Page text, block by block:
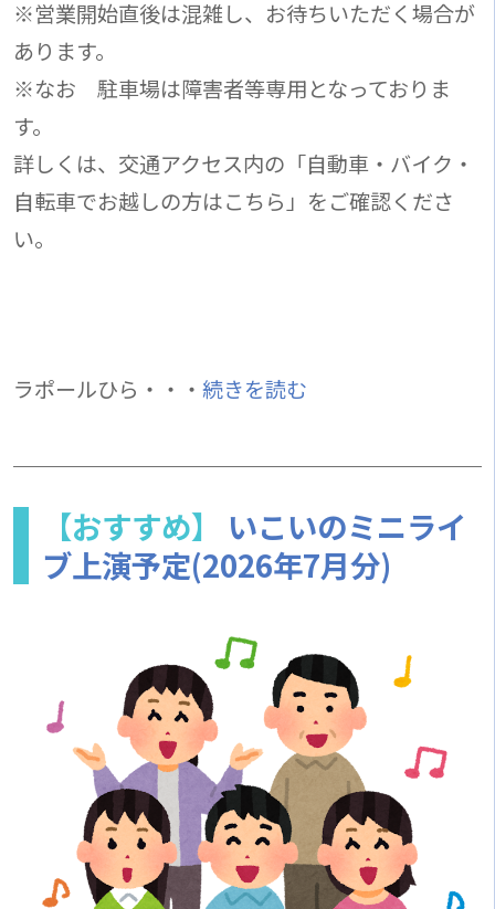
※営業開始直後は混雑し、お待ちいただく場合が
あります。
※なお 駐車場は障害者等専用となっておりま
す。
詳しくは、交通アクセス内の「自動車・バイク・
自転車でお越しの方はこちら」をご確認くださ
い。
ラポールひら・・・ 続きを読む
【おすすめ】
いこいのミニライ
ブ上演予定(2026年7月分)